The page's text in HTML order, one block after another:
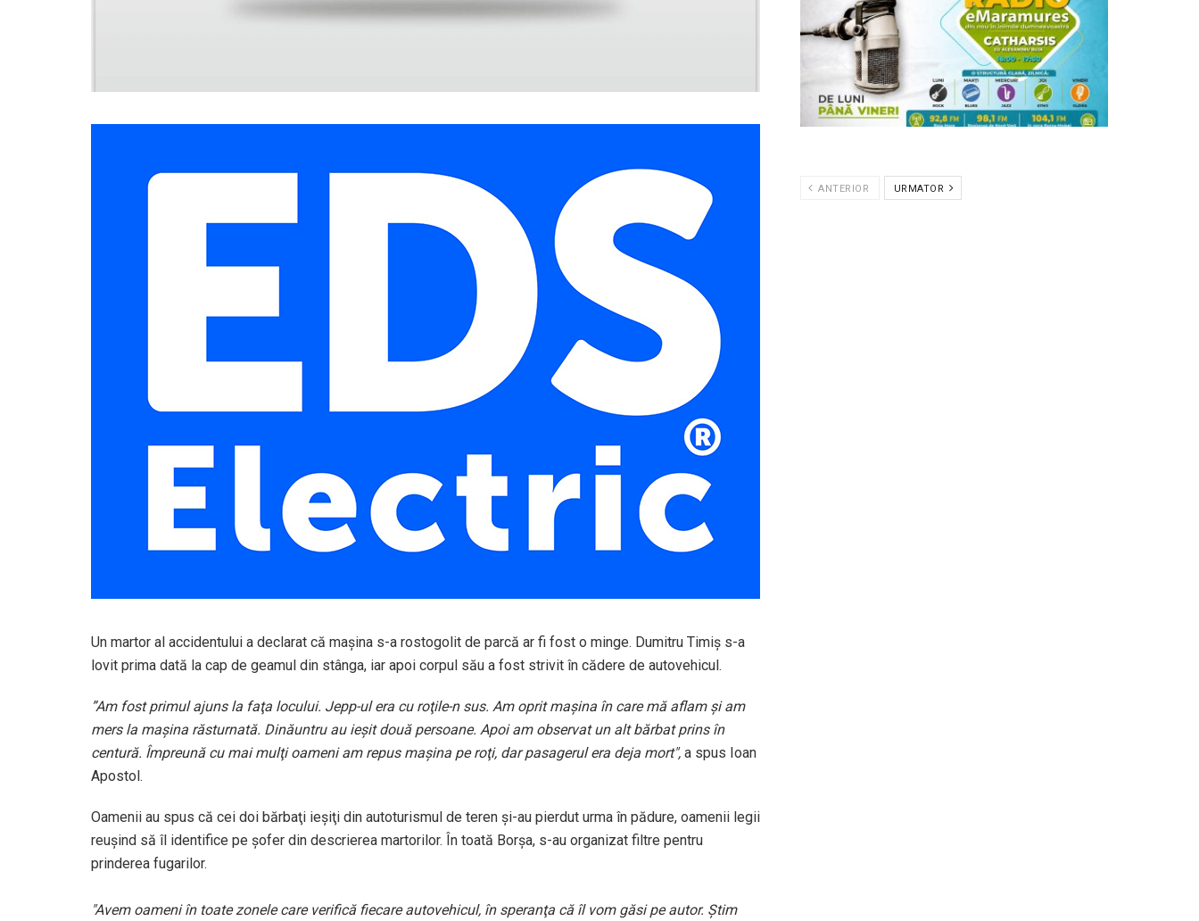
Un martor al accidentului a declarat că maşina s-a rostogolit de parcă ar fi fost o minge. Dumitru Timiş s-a
lovit prima dată la cap de geamul din stânga, iar apoi corpul său a fost strivit în cădere de autovehicul.
”Am fost primul ajuns la faţa locului. Jepp-ul era cu roţile-n sus. Am oprit maşina în care mă aflam şi am
mers la maşina răsturnată. Dinăuntru au ieşit două persoane. Apoi am observat un alt bărbat prins în
centură. Împreună cu mai mulţi oameni am repus maşina pe roţi, dar pasagerul era deja mort", a spus Ioan
Apostol.
Oamenii au spus că cei doi bărbaţi ieşiţi din autoturismul de teren şi-au pierdut urma în pădure, oamenii legii
reuşind să îl identifice pe şofer din descrierea martorilor. În toată Borşa, s-au organizat filtre pentru
prinderea fugarilor.
"Avem oameni în toate zonele care verifică fiecare autovehicul, în speranţa că îl vom găsi pe autor. Ştim
ANTERIOR URMATOR